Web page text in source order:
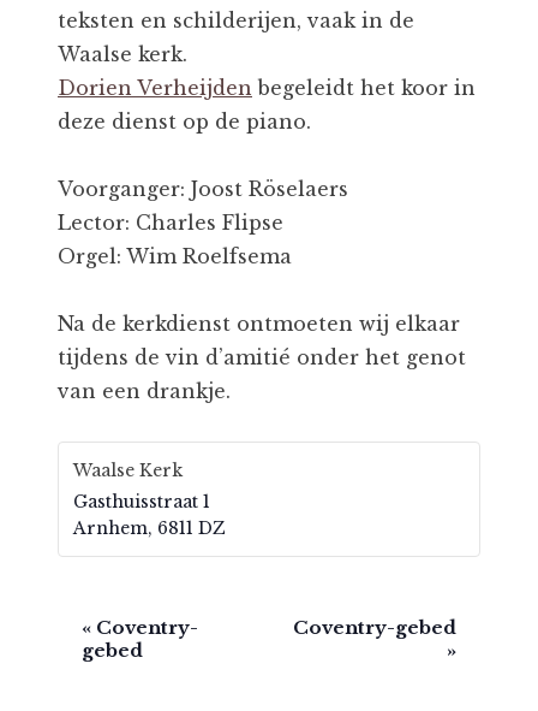
teksten en schilderijen, vaak in de
Waalse kerk.
Dorien Verheijden begeleidt het koor in
deze dienst op de piano.
Voorganger: Joost Röselaers
Lector: Charles Flipse
Orgel: Wim Roelfsema
Na de kerkdienst ontmoeten wij elkaar
tijdens de vin d’amitié onder het genot
van een drankje.
Waalse Kerk
Gasthuisstraat 1
Arnhem, 6811 DZ
« Coventry-
gebed
Coventry-gebed
»